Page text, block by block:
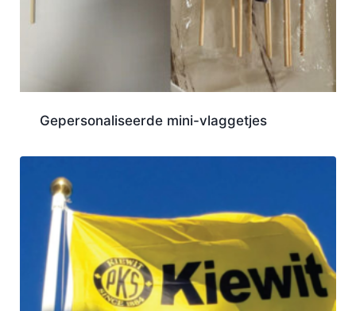
Gepersonaliseerde mini-vlaggetjes